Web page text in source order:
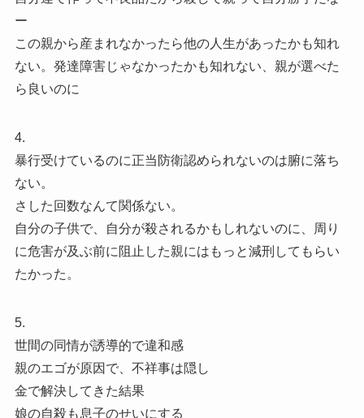
ー
この親から産まれなかったら他の人生があったかも知れ
ない。発達障害じゃなかったかも知れない、親が選べた
ら良いのに
4.
暴行受けているのに正当防衛認められないのは腑に落ち
ない。
さした回数なんて関係ない。
自分の子供で、自分が殺されるかもしれないのに、周り
に危害が及ぶ前に阻止した親にはもっと減刑してもらい
たかった。
5.
世間の同情が誘導的で違和感
親のエゴが原因で、不祥事は隠し
金で解決してきた結果
娘の自殺も息子のせいにする